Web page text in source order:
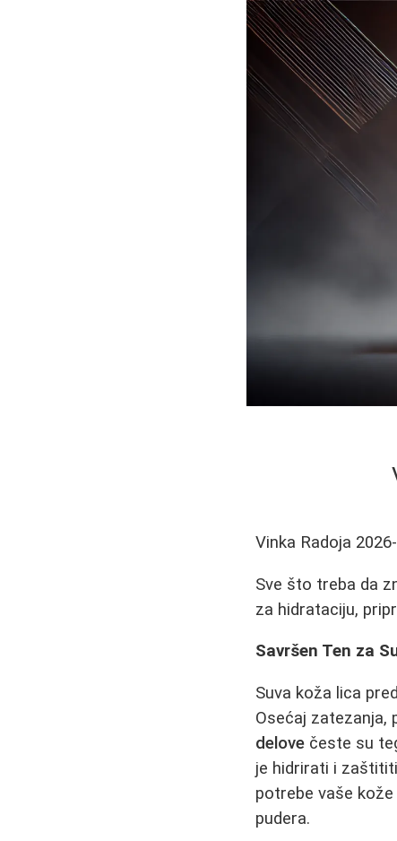
Vinka Radoja
Sve što treba da
za hidrataciju,
Savršen Ten za
Suva koža lica
Osećaj zatezanja,
delove česte su
je hidrirati i
potrebe vaše
pudera.